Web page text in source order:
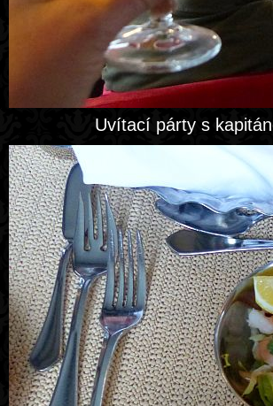
Uvítací párty s